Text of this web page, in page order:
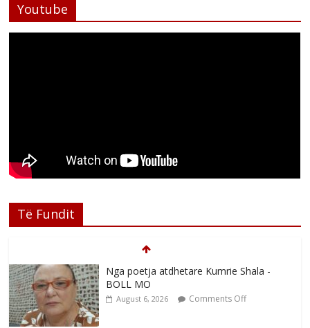
Youtube
Të Fundit
Nga poetja atdhetare Kumrie Shala -
BOLL MO
August 6, 2026 Comments Off